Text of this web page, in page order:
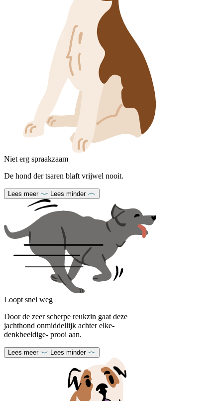
Niet erg spraakzaam
De hond der tsaren blaft vrijwel nooit.
Lees meer Lees minder
Loopt snel weg
Door de zeer scherpe reukzin gaat deze
jachthond onmiddellijk achter elke-
denkbeeldige- prooi aan.
Lees meer Lees minder